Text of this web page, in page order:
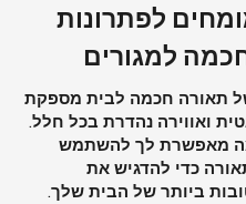
לפתרונות
למגורים
תאורה חכמה לבית מספקת
ואווירה נהדרת בכל חלל.
מאפשרת לך להשתמש
כדי להדגיש את
ביותר של הבית שלך.